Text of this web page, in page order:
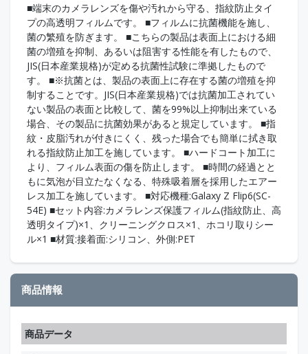
■端末のカメラレンズを傷や汚れから守る、指紋防止タイ
プの高透明フィルムです。 ■フィルムに抗菌機能を施し、
菌の繁殖を防ぎます。 ■こちらの製品は表面上における細
菌の増殖を抑制、あるいは阻害する性能を有したもので、
JIS(日本産業規格)が定める抗菌性試験に準拠したもので
す。 ■※抗菌とは、製品の表面上に存在する菌の増殖を抑
制することです。JIS(日本産業規格)では抗菌加工されてい
ない製品の表面と比較して、菌を99%以上抑制出来ている
場合、その製品に抗菌効果があると規定しています。 ■指
紋・皮脂汚れが付きにくく、残った場合でも簡単に拭き取
れる指紋防止加工を施しています。 ■ハードコート加工に
より、フィルム表面の傷を防止します。 ■時間の経過とと
もに気泡が目立たなくなる、特殊吸着層を採用したエアー
レス加工を施しています。 ■対応機種:Galaxy Z Flip6(SC-
54E) ■セット内容:カメラレンズ保護フィルム(指紋防止、高
透明タイプ)×1、クリーニングクロス×1、ホコリ取りシー
ル×1 ■材質:接着面:シリコン、外側:PET
商品情報
商品データ